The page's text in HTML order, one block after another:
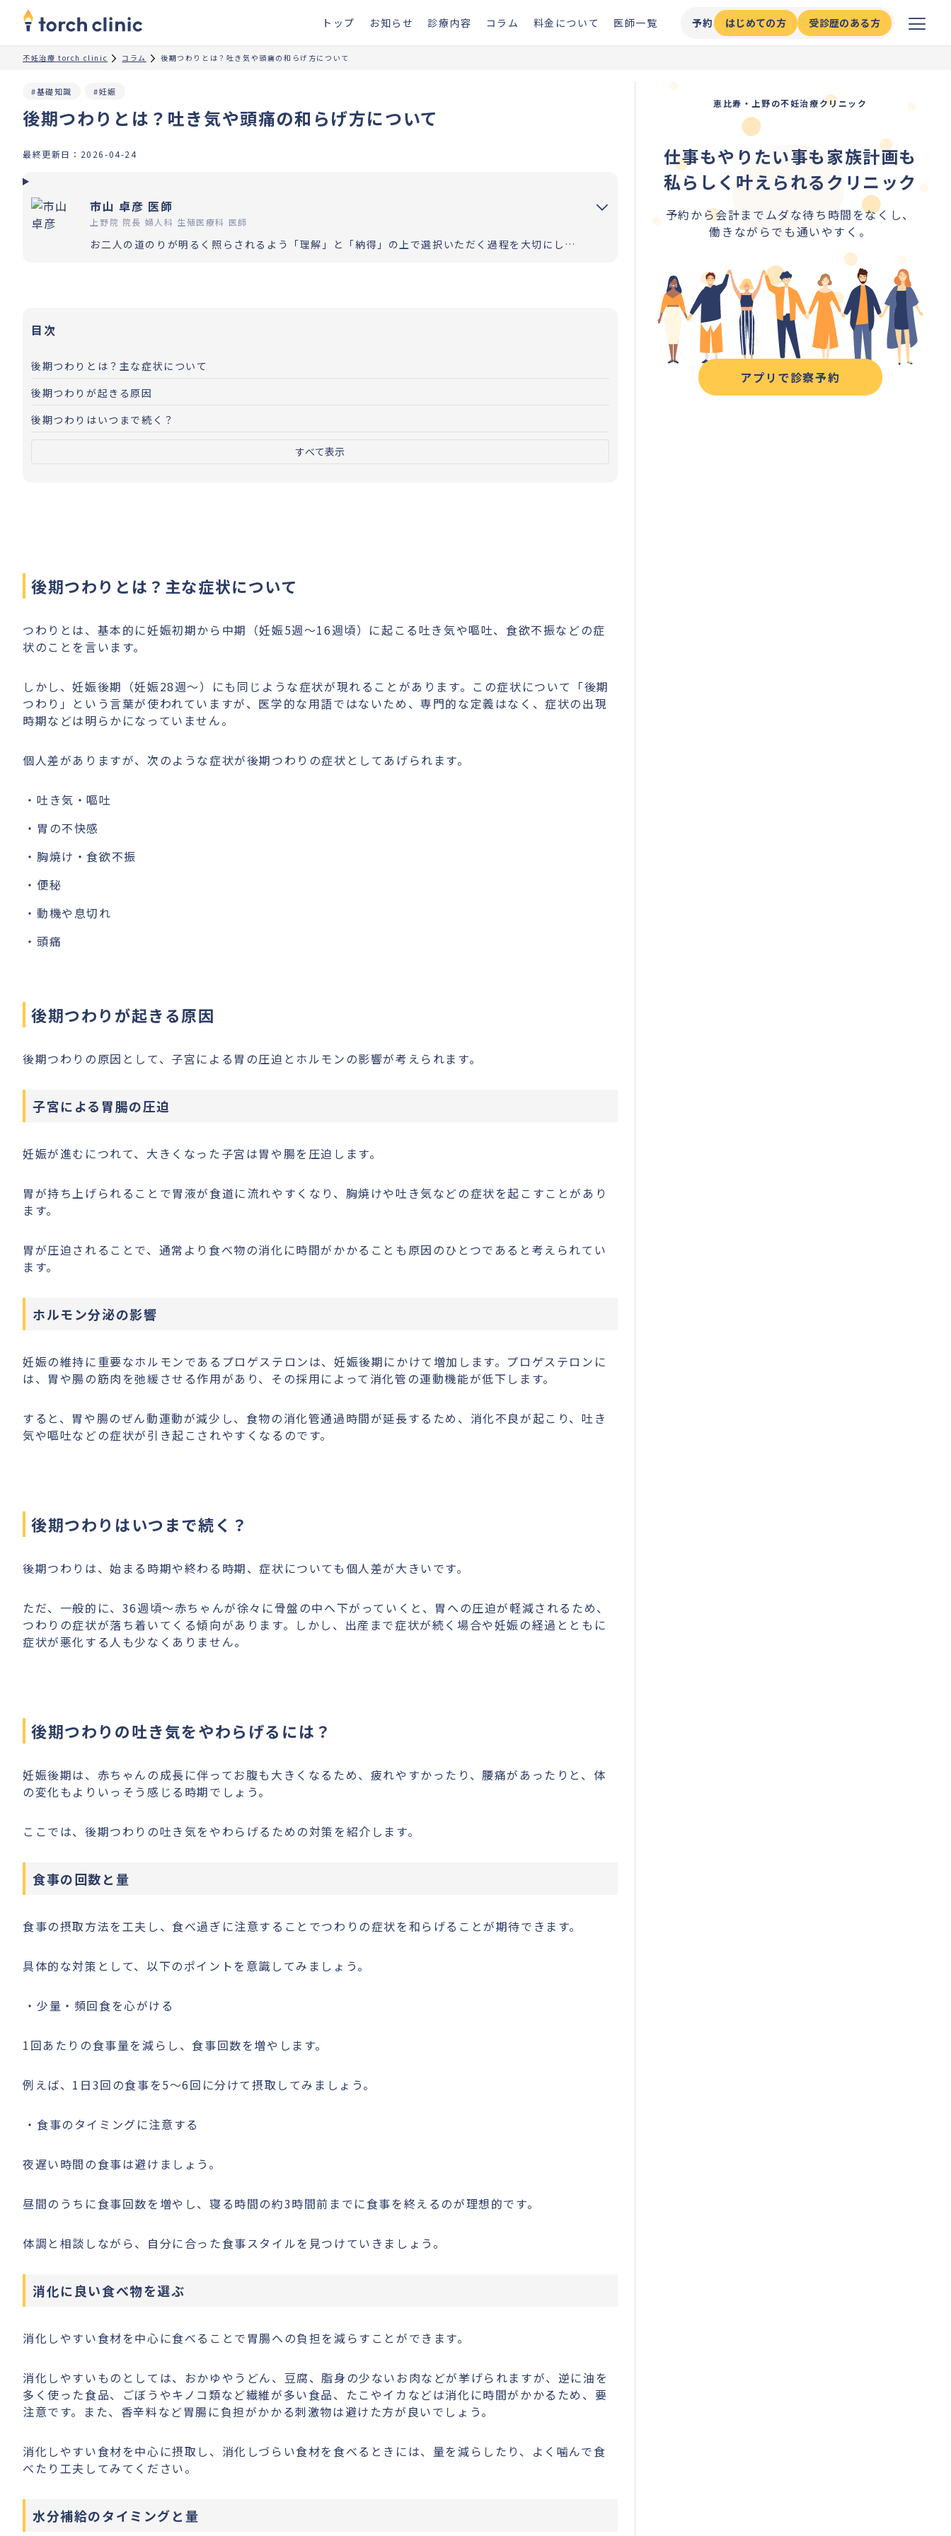
トップ お知らせ 診療内容 コラム 料金について 医師一覧 予約 はじめての方 受診歴のある方
不妊治療 torch clinic コラム 後期つわりとは？吐き気や頭痛の和らげ方について
後期つわりとは？吐き気や頭痛の和らげ方について
#基礎知識 #妊娠
最終更新日： 2026-04-24
市山 卓彦 医師
上野院 院長 婦人科 生殖医療科 医師
お二人の道のりが明るく照らされるよう「理解」と「納得」の上で選択いただく過程を大切にしています。エビデンスに基づいた高水準の医療提供により「幸せな家族計画の実現」をお手伝いさせていただきます。
目次
後期つわりとは？主な症状について
後期つわりが起きる原因
後期つわりはいつまで続く？
すべて表示
後期つわりとは？主な症状について
つわりとは、基本的に妊娠初期から中期（妊娠5週〜16週頃）に起こる吐き気や嘔吐、食欲不振などの症
状のことを言います。
しかし、妊娠後期（妊娠28週〜）にも同じような症状が現れることがあります。この症状について「後期
つわり」という言葉が使われていますが、医学的な用語ではないため、専門的な定義はなく、症状の出現
時期などは明らかになっていません。
個人差がありますが、次のような症状が後期つわりの症状としてあげられます。
吐き気・嘔吐
胃の不快感
胸焼け・食欲不振
便秘
動機や息切れ
頭痛
後期つわりが起きる原因
後期つわりの原因として、子宮による胃の圧迫とホルモンの影響が考えられます。
子宮による胃腸の圧迫
妊娠が進むにつれて、大きくなった子宮は胃や腸を圧迫します。
胃が持ち上げられることで胃液が食道に流れやすくなり、胸焼けや吐き気などの症状を起こすことがあり
ます。
胃が圧迫されることで、通常より食べ物の消化に時間がかかることも原因のひとつであると考えられてい
ます。
ホルモン分泌の影響
妊娠の維持に重要なホルモンであるプロゲステロンは、妊娠後期にかけて増加します。プロゲステロンに
は、胃や腸の筋肉を弛緩させる作用があり、その採用によって消化管の運動機能が低下します。
すると、胃や腸のぜん動運動が減少し、食物の消化管通過時間が延長するため、消化不良が起こり、吐き
気や嘔吐などの症状が引き起こされやすくなるのです。
後期つわりはいつまで続く？
後期つわりは、始まる時期や終わる時期、症状についても個人差が大きいです。
ただ、一般的に、36週頃〜赤ちゃんが徐々に骨盤の中へ下がっていくと、胃への圧迫が軽減されるため、
つわりの症状が落ち着いてくる傾向があります。しかし、出産まで症状が続く場合や妊娠の経過とともに
症状が悪化する人も少なくありません。
後期つわりの吐き気をやわらげるには？
妊娠後期は、赤ちゃんの成長に伴ってお腹も大きくなるため、疲れやすかったり、腰痛があったりと、体
の変化もよりいっそう感じる時期でしょう。
ここでは、後期つわりの吐き気をやわらげるための対策を紹介します。
食事の回数と量
食事の摂取方法を工夫し、食べ過ぎに注意することでつわりの症状を和らげることが期待できます。
具体的な対策として、以下のポイントを意識してみましょう。
少量・頻回食を心がける
1回あたりの食事量を減らし、食事回数を増やします。
例えば、1日3回の食事を5〜6回に分けて摂取してみましょう。
食事のタイミングに注意する
夜遅い時間の食事は避けましょう。
昼間のうちに食事回数を増やし、寝る時間の約3時間前までに食事を終えるのが理想的です。
体調と相談しながら、自分に合った食事スタイルを見つけていきましょう。
消化に良い食べ物を選ぶ
消化しやすい食材を中心に食べることで胃腸への負担を減らすことができます。
消化しやすいものとしては、おかゆやうどん、豆腐、脂身の少ないお肉などが挙げられますが、逆に油を
多く使った食品、ごぼうやキノコ類など繊維が多い食品、たこやイカなどは消化に時間がかかるため、要
注意です。また、香辛料など胃腸に負担がかかる刺激物は避けた方が良いでしょう。
消化しやすい食材を中心に摂取し、消化しづらい食材を食べるときには、量を減らしたり、よく噛んで食
べたり工夫してみてください。
水分補給のタイミングと量
恵比寿・上野の不妊治療クリニック
仕事もやりたい事も家族計画も
私らしく叶えられるクリニック
予約から会計までムダな待ち時間をなくし、
働きながらでも通いやすく。
アプリで診察予約